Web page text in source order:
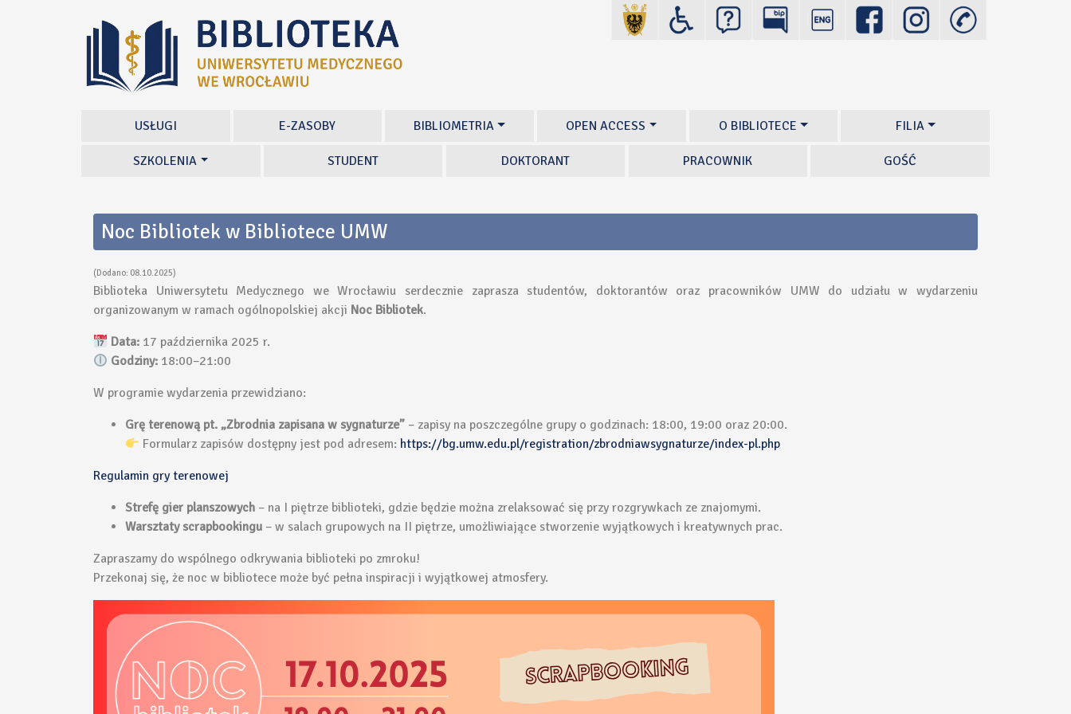
USŁUGI E-ZASOBY BIBLIOMETRIA OPEN ACCESS O BIBLIOTECE FILIA
SZKOLENIA STUDENT DOKTORANT PRACOWNIK GOŚĆ
Noc Bibliotek w Bibliotece UMW
(Dodano: 08.10.2025)
Biblioteka Uniwersytetu Medycznego we Wrocławiu serdecznie zaprasza studentów, doktorantów oraz pracowników UMW do udziału w wydarzeniu
organizowanym w ramach ogólnopolskiej akcji Noc Bibliotek.
Data: 17 października 2025 r.
Godziny: 18:00–21:00
W programie wydarzenia przewidziano:
Grę terenową pt. „Zbrodnia zapisana w sygnaturze” – zapisy na poszczególne grupy o godzinach: 18:00, 19:00 oraz 20:00.
Formularz zapisów dostępny jest pod adresem: https://bg.umw.edu.pl/registration/zbrodniawsygnaturze/index-pl.php
Regulamin gry terenowej
Strefę gier planszowych – na I piętrze biblioteki, gdzie będzie można zrelaksować się przy rozgrywkach ze znajomymi.
Warsztaty scrapbookingu – w salach grupowych na II piętrze, umożliwiające stworzenie wyjątkowych i kreatywnych prac.
Zapraszamy do wspólnego odkrywania biblioteki po zmroku!
Przekonaj się, że noc w bibliotece może być pełna inspiracji i wyjątkowej atmosfery.